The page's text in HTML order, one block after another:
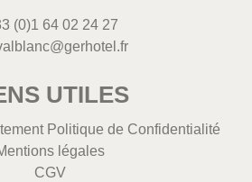
(0)1 64 02 24 27
UTILES
Politique de Confidentialité
légales
CGV